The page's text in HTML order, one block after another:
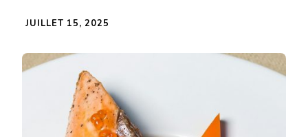
JUILLET 15, 2025